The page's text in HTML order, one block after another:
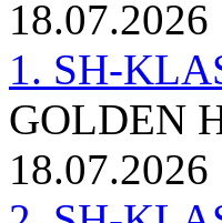
18.07.2026
1. SH-
GOLDEN
18.07.2026